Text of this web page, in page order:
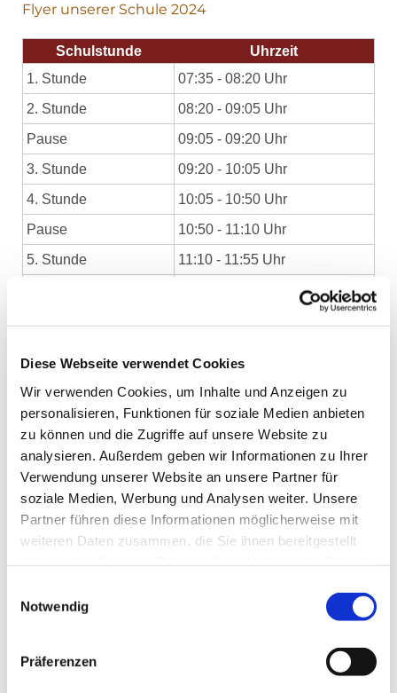
Diese Webseite verwendet Cookies
Wir verwenden Cookies, um Inhalte und Anzeigen zu
personalisieren, Funktionen für soziale Medien anbieten
zu können und die Zugriffe auf unsere Website zu
analysieren. Außerdem geben wir Informationen zu Ihrer
Verwendung unserer Website an unsere Partner für
soziale Medien, Werbung und Analysen weiter. Unsere
Partner führen diese Informationen möglicherweise mit
weiteren Daten zusammen, die Sie ihnen bereitgestellt
Notwendig
Präferenzen
Flyer unserer Schule 2024
Schulstunde
Uhrzeit
1. Stunde
07:35 - 08:20 Uhr
2. Stunde
08:20 - 09:05 Uhr
Pause
09:05 - 09:20 Uhr
3. Stunde
09:20 - 10:05 Uhr
4. Stunde
10:05 - 10:50 Uhr
Pause
10:50 - 11:10 Uhr
5. Stunde
11:10 - 11:55 Uhr
9. Stunde
14:20 - 15:05 Uhr
Das Leitbild:
Das Leitbild „Einander Raum geben zu Mut und
Mitwirkung aller Gremien der Schulgemeinde. Es
stellt unsere Mission, unsere Werte, aber auch die